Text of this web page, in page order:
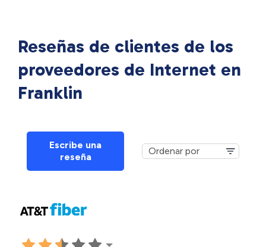
Reseñas de clientes de los
proveedores de Internet en
Franklin
Escribe una
reseña